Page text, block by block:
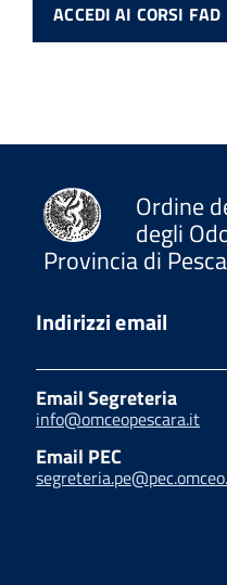
ACCEDI AI CORSI FAD
Ordine
degli
Provincia di
Indirizzi email
Email Segreteria
info@omceopescara.it
Email PEC